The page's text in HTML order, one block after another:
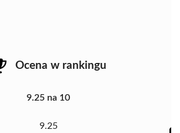
Ocena w rankingu
9.25 na 10
9.25